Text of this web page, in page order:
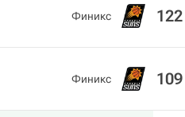
Финикс 122
Финикс 109